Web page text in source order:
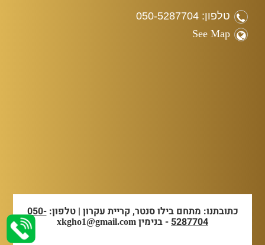
טלפון: 050-5287704
See Map
כתובתנו: מתחם בילו סנטר, קריית עקרון | טלפון:050-
5287704- בנימין xkgho1@gmail.com